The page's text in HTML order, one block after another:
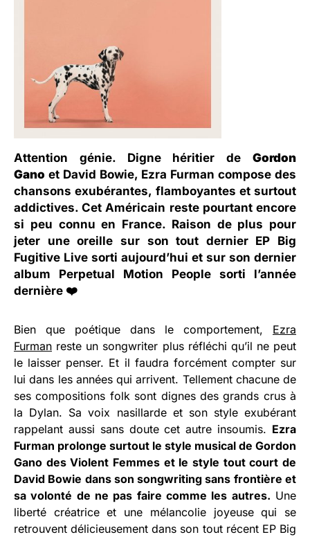
Attention génie. Digne héritier de Gordon
Gano et David Bowie, Ezra Furman compose des
chansons exubérantes, flamboyantes et surtout
addictives. Cet Américain reste pourtant encore
si peu connu en France. Raison de plus pour
jeter une oreille sur son tout dernier EP Big
Fugitive Live sorti aujourd’hui et sur son dernier
album Perpetual Motion People sorti l’année
dernière ❤️
Bien que poétique dans le comportement, Ezra
Furman reste un songwriter plus réfléchi qu’il ne peut
le laisser penser. Et il faudra forcément compter sur
lui dans les années qui arrivent. Tellement chacune de
ses compositions folk sont dignes des grands crus à
la Dylan. Sa voix nasillarde et son style exubérant
rappelant aussi sans doute cet autre insoumis. Ezra
Furman prolonge surtout le style musical de Gordon
Gano des Violent Femmes et le style tout court de
David Bowie dans son songwriting sans frontière et
sa volonté de ne pas faire comme les autres. Une
liberté créatrice et une mélancolie joyeuse qui se
retrouvent délicieusement dans son tout récent EP Big